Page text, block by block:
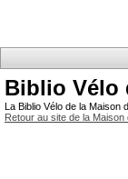
Biblio Vélo
La Biblio Vélo de la
Retour au site de la Maison